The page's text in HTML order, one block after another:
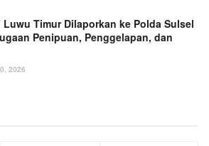
Luwu Timur Dilaporkan ke Polda Sulsel
Penipuan, Penggelapan, dan
2026